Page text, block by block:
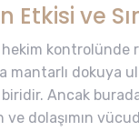
Etkisi ve
kontrolünde
mantarlı dokuya
Ancak
ve dolaşımın